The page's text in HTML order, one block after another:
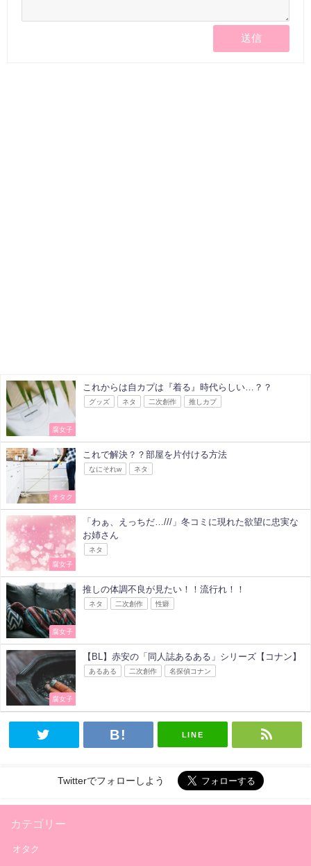
腐女子
これからは自カプは『着る』時代らしい…？？
グッズ ネタ 二次創作 推しカプ
オタク
これで解決？？部屋を片付ける方法
なにそれw ネタ
腐女子
「わぁ、えっちだ…///」冬コミに現れた欲望に忠実な
お姉さん
ネタ
腐女子
推しの体調不良が見たい！！流行れ！！
ネタ 二次創作 性癖
腐女子
【BL】赤安の「同人誌あるある」シリーズ【コナン】
あるある 二次創作 名探偵コナン
LINE
Twitterでフォローしよう
カテゴリー
オタク